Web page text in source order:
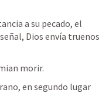
a su pecado, el
Dios envía truenos
morir.
en segundo lugar